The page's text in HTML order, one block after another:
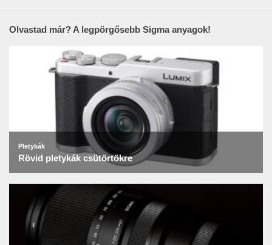
Olvastad már? A legpörgősebb Sigma anyagok!